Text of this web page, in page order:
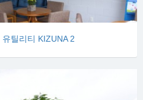
틸리티 KIZUNA 2